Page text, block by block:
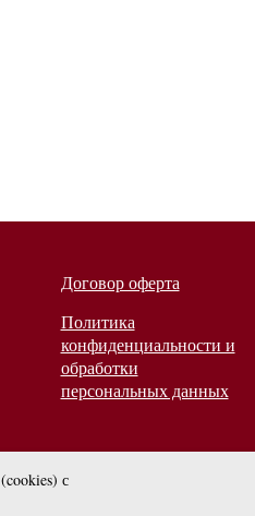
(cookies) с
Договор оферта
Политика
конфиденциальности и
обработки
персональных данных